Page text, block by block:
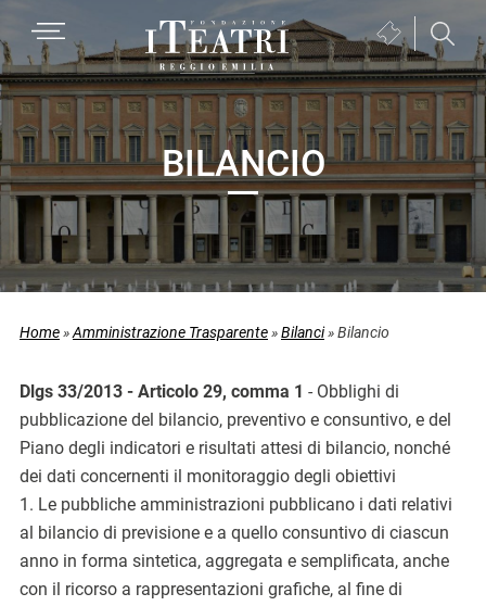
alla
navigazione
primaria
al
contenuto
principale
al
piè
di
pagina
Fondazione
Teatri
Reggio
Emilia
Biglietteria
(si
apre
nuova
finestra)
BILANCIO
Home»Amministrazione Trasparente»Bilanci»Bilancio
Dlgs 33/2013 - Articolo 29, comma 1 - Obblighi di
pubblicazione del bilancio, preventivo e consuntivo, e del
Piano degli indicatori e risultati attesi di bilancio, nonché
dei dati concernenti il monitoraggio degli obiettivi
1. Le pubbliche amministrazioni pubblicano i dati relativi
al bilancio di previsione e a quello consuntivo di ciascun
anno in forma sintetica, aggregata e semplificata, anche
con il ricorso a rappresentazioni grafiche, al fine di